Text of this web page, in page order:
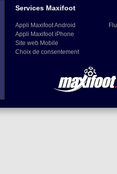
Services Maxifoot
Appli Maxifoot Android
Appli Maxifoot iPhone
Site web Mobile
Choix de consentement